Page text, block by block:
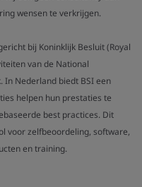
wensen te verkrijgen.
bij Koninklijk Besluit (Royal
van de National
In Nederland biedt BSI een
helpen hun prestaties te
best practices. Dit
voor zelfbeoordeling, software,
en training.